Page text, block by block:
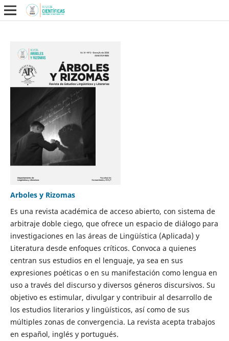
Arboles y Rizomas
Es una revista académica de acceso abierto, con sistema de
arbitraje doble ciego, que ofrece un espacio de diálogo para
investigaciones en las áreas de Lingüística (Aplicada) y
Literatura desde enfoques críticos. Convoca a quienes
centran sus estudios en el lenguaje, ya sea en sus
expresiones poéticas o en su manifestación como lengua en
uso a través del discurso y diversos géneros discursivos. Su
objetivo es estimular, divulgar y contribuir al desarrollo de
los estudios literarios y lingüísticos, así como de sus
múltiples zonas de convergencia. La revista acepta trabajos
en español, inglés y portugués.